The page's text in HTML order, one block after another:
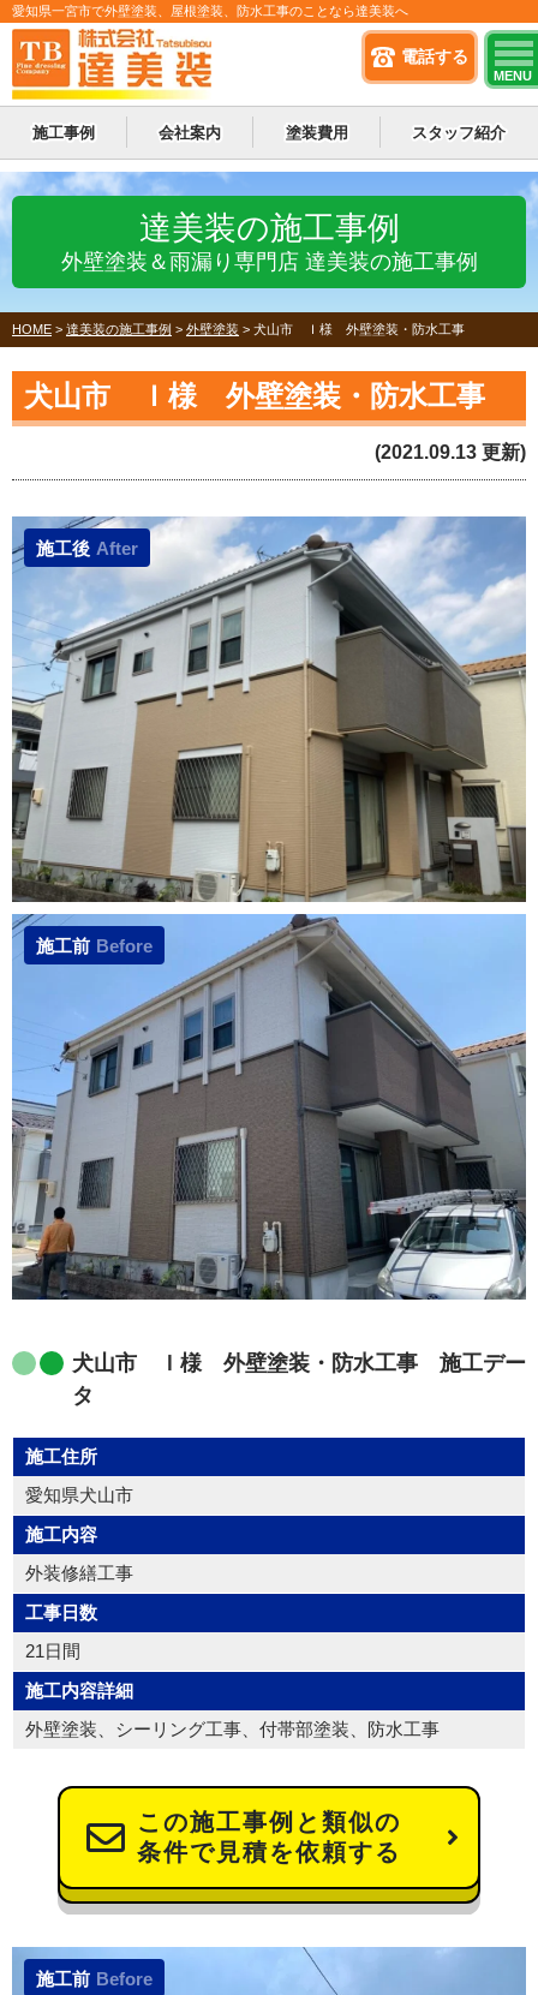
電話する
MENU
愛知県一宮市で外壁塗装、屋根塗装、防水工事のことなら達美装へ
施工事例 会社案内 塗装費用 スタッフ紹介
達美装の施工事例
外壁塗装＆雨漏り専門店 達美装の施工事例
HOME > 達美装の施工事例 > 外壁塗装 > 犬山市 Ｉ様 外壁塗装・防水工事
犬山市 Ｉ様 外壁塗装・防水工事
(2021.09.13 更新)
施工後 After
施工前 Before
犬山市 Ｉ様 外壁塗装・防水工事 施工デー
タ
施工住所
愛知県犬山市
施工内容
外装修繕工事
工事日数
21日間
施工内容詳細
外壁塗装、シーリング工事、付帯部塗装、防水工事
この施工事例と類似の
条件で見積を依頼する
施工前 Before